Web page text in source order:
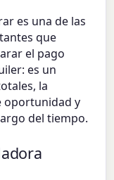
es una de las
que
el pago
es un
la
oportunidad y
del tiempo.